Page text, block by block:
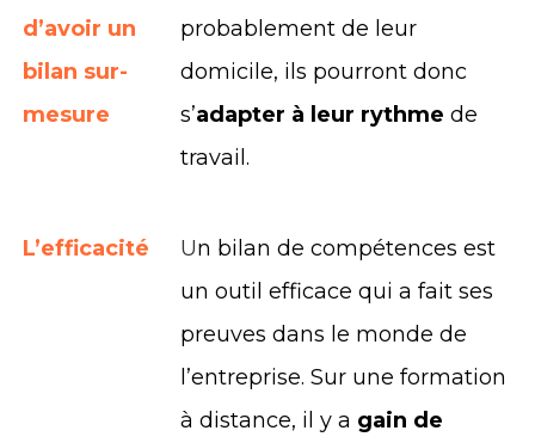
d’avoir un
bilan sur-
mesure
probablement de leur
domicile, ils pourront donc
s’adapter à leur rythme de
travail.
L’efficacité Un bilan de compétences est
un outil efficace qui a fait ses
preuves dans le monde de
l’entreprise. Sur une formation
à distance, il y a gain de